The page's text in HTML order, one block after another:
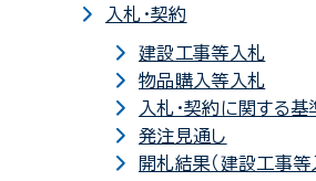
入札・契約
建設工事等入札
物品購入等入札
入札・契約に関する基
発注見通し
開札結果（建設工事等